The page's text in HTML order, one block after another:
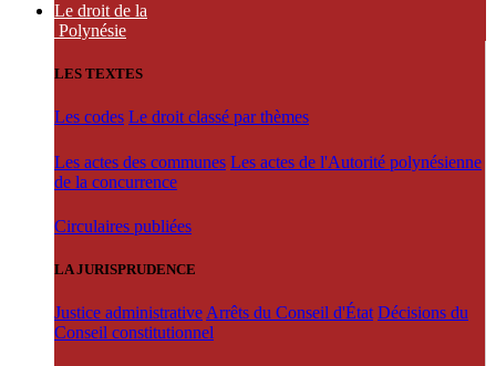
Le droit de la
Polynésie
LES TEXTES
Les codes Le droit classé par thèmes
Les actes des communes Les actes de l'Autorité polynésienne
de la concurrence
Circulaires publiées
LA JURISPRUDENCE
Justice administrative Arrêts du Conseil d'État Décisions du
Conseil constitutionnel